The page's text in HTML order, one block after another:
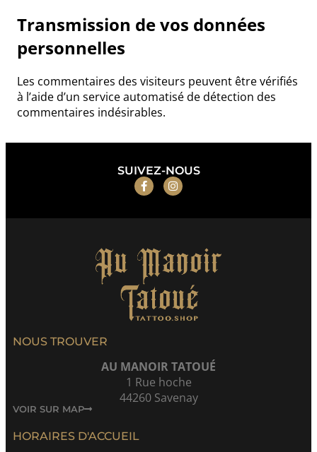
Transmission de vos données
personnelles
Les commentaires des visiteurs peuvent être vérifiés
à l’aide d’un service automatisé de détection des
commentaires indésirables.
SUIVEZ-NOUS
NOUS TROUVER
AU MANOIR TATOUÉ
1 Rue hoche
44260 Savenay
VOIR SUR MAP
HORAIRES D'ACCUEIL